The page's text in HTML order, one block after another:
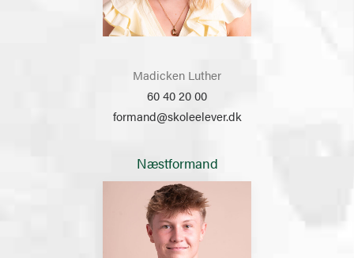
Madicken Luther
60 40 20 00
formand@skoleelever.dk
Næstformand